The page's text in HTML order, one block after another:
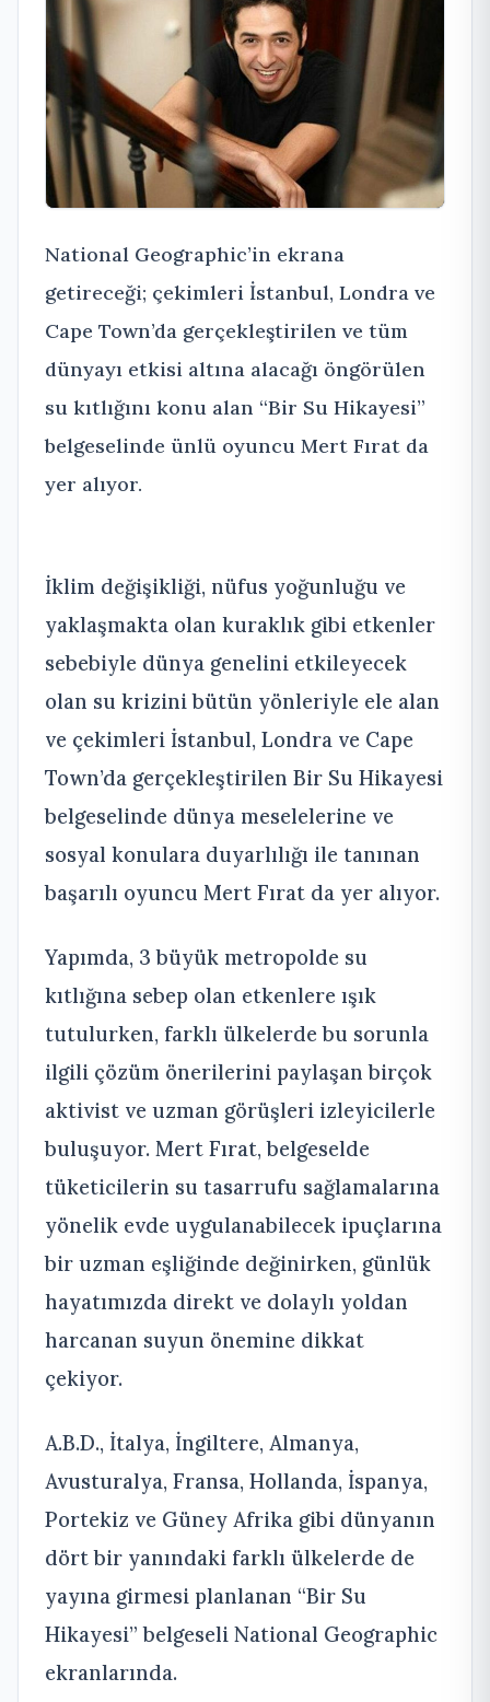
National Geographic’in ekrana
getireceği; çekimleri İstanbul, Londra ve
Cape Town’da gerçekleştirilen ve tüm
dünyayı etkisi altına alacağı öngörülen
su kıtlığını konu alan “Bir Su Hikayesi”
belgeselinde ünlü oyuncu Mert Fırat da
yer alıyor.
İklim değişikliği, nüfus yoğunluğu ve
yaklaşmakta olan kuraklık gibi etkenler
sebebiyle dünya genelini etkileyecek
olan su krizini bütün yönleriyle ele alan
ve çekimleri İstanbul, Londra ve Cape
Town’da gerçekleştirilen Bir Su Hikayesi
belgeselinde dünya meselelerine ve
sosyal konulara duyarlılığı ile tanınan
başarılı oyuncu Mert Fırat da yer alıyor.
Yapımda, 3 büyük metropolde su
kıtlığına sebep olan etkenlere ışık
tutulurken, farklı ülkelerde bu sorunla
ilgili çözüm önerilerini paylaşan birçok
aktivist ve uzman görüşleri izleyicilerle
buluşuyor. Mert Fırat, belgeselde
tüketicilerin su tasarrufu sağlamalarına
yönelik evde uygulanabilecek ipuçlarına
bir uzman eşliğinde değinirken, günlük
hayatımızda direkt ve dolaylı yoldan
harcanan suyun önemine dikkat
çekiyor.
A.B.D., İtalya, İngiltere, Almanya,
Avusturalya, Fransa, Hollanda, İspanya,
Portekiz ve Güney Afrika gibi dünyanın
dört bir yanındaki farklı ülkelerde de
yayına girmesi planlanan “Bir Su
Hikayesi” belgeseli National Geographic
ekranlarında.